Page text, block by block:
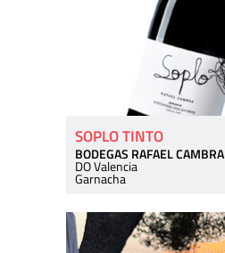
SOPLO TINTO
BODEGAS RAFAEL CAMBRA
DO Valencia
Garnacha